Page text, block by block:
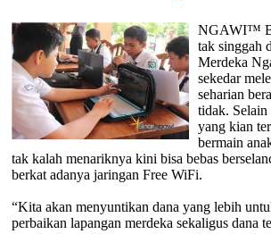
NGAWI™
tak singgah
Merdeka
sekedar
seharian
tidak. Selain
yang kian
bermain
tak kalah menariknya kini bisa bebas
berkat adanya jaringan Free WiFi.
“Kita akan menyuntikan dana yang lebih
perbaikan lapangan merdeka sekaligus dana